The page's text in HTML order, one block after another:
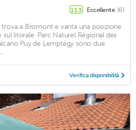
13,3 Eccellente (6)
a Bromont e vanta una posizione
litorale. Parc Naturel Régional des
Puy de Lemptégy sono due
Verifica disponibilità